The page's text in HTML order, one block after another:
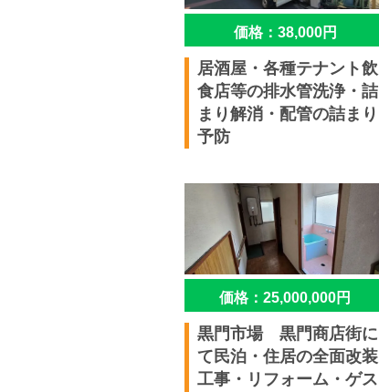
価格：38,000円
居酒屋・各種テナント飲
食店等の排水管洗浄・詰
まり解消・配管の詰まり
予防
価格：25,000,000円
黒門市場 黒門商店街に
て民泊・住居の全面改装
工事・リフォーム・ゲス